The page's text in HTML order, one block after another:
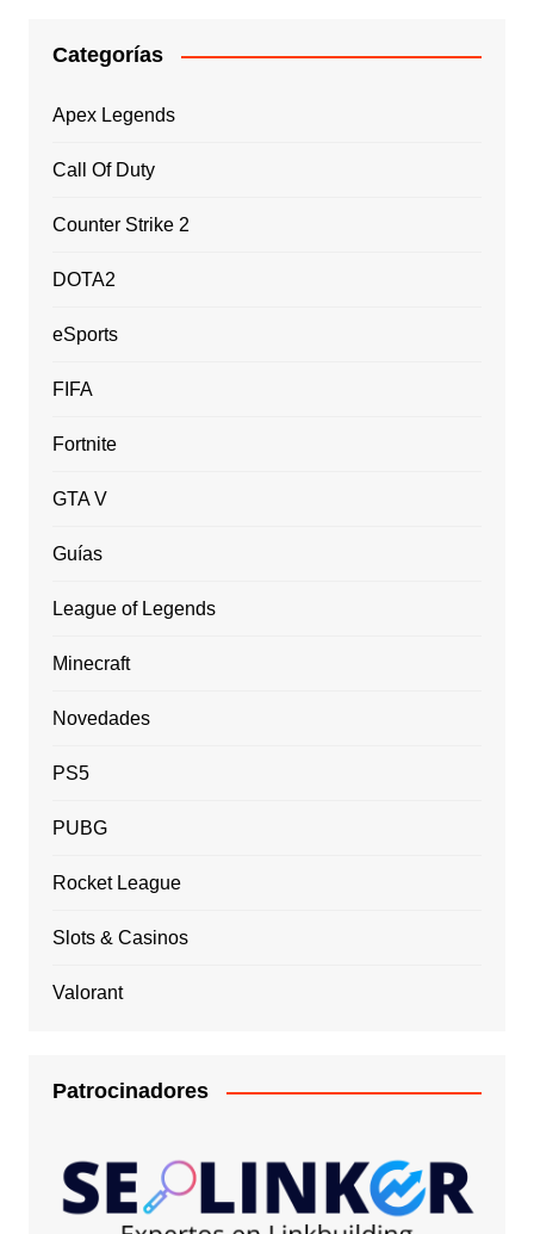
Categorías
Apex Legends
Call Of Duty
Counter Strike 2
DOTA2
eSports
FIFA
Fortnite
GTA V
Guías
League of Legends
Minecraft
Novedades
PS5
PUBG
Rocket League
Slots & Casinos
Valorant
Patrocinadores